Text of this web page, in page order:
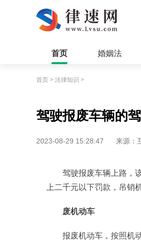
首页 婚姻法
首页 > 法律知识 >
驾驶报废车辆的
2023-08-29 15:28:47 来源：
驾驶报废车辆上路，
上二千元以下罚款，吊销
废机动车
报废机动车，按照机